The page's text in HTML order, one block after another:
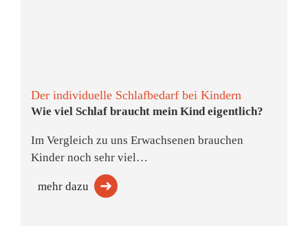
Der individuelle Schlafbedarf bei Kindern
Wie viel Schlaf braucht mein Kind eigentlich?
Im Vergleich zu uns Erwachsenen brauchen
Kinder noch sehr viel…
mehr dazu